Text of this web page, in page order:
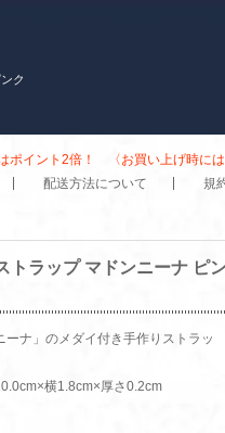
ク
イント2倍！ 〈お買い上げ時には
配送方法について 規
トラップ マドンニーナ ピ
ーナ」のメダイ付き手作りストラッ
横1.8cm×厚さ0.2cm